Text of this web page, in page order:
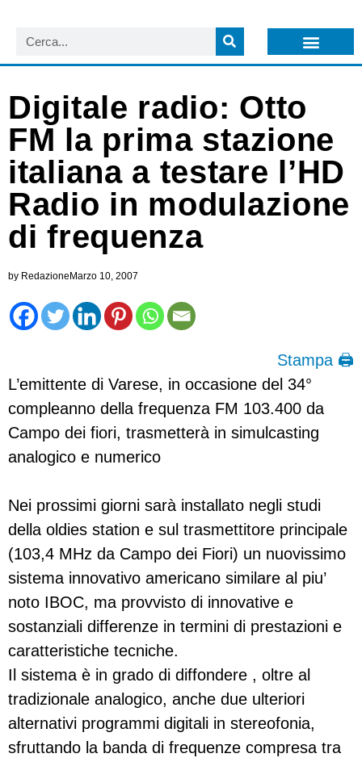
Digitale radio: Otto
FM la prima stazione
italiana a testare l’HD
Radio in modulazione
di frequenza
by Redazione Marzo 10, 2007
Stampa 🖨
L’emittente di Varese, in occasione del 34°
compleanno della frequenza FM 103.400 da
Campo dei fiori, trasmetterà in simulcasting
analogico e numerico
Nei prossimi giorni sarà installato negli studi
della oldies station e sul trasmettitore principale
(103,4 MHz da Campo dei Fiori) un nuovissimo
sistema innovativo americano similare al piu’
noto IBOC, ma provvisto di innovative e
sostanziali differenze in termini di prestazioni e
caratteristiche tecniche.
Il sistema è in grado di diffondere , oltre al
tradizionale analogico, anche due ulteriori
alternativi programmi digitali in stereofonia,
sfruttando la banda di frequenze compresa tra